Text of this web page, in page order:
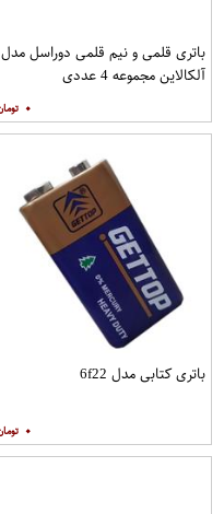
باتری قلمی و نیم قلمی دوراسل مدل
آلکالاین مجموعه 4 عددی
۰
باتری کتابی مدل 6f22
۰